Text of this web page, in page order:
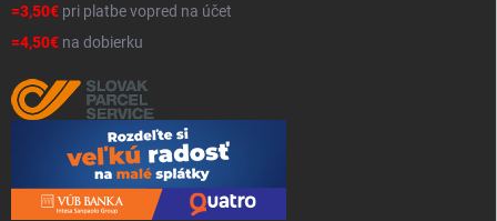
=3,50€ pri platbe vopred na účet
=4,50€ na dobierku